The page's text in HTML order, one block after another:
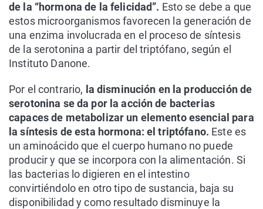
de la “hormona de la felicidad”. Esto se debe a que
estos microorganismos favorecen la generación de
una enzima involucrada en el proceso de síntesis
de la serotonina a partir del triptófano, según el
Instituto Danone.
Por el contrario, la disminución en la producción de
serotonina se da por la acción de bacterias
capaces de metabolizar un elemento esencial para
la síntesis de esta hormona: el triptófano. Este es
un aminoácido que el cuerpo humano no puede
producir y que se incorpora con la alimentación. Si
las bacterias lo digieren en el intestino
convirtiéndolo en otro tipo de sustancia, baja su
disponibilidad y como resultado disminuye la